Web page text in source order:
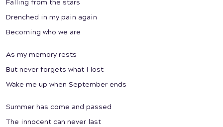
Falling from the stars
Drenched in my pain again
Becoming who we are
As my memory rests
But never forgets what I lost
Wake me up when September ends
Summer has come and passed
The innocent can never last